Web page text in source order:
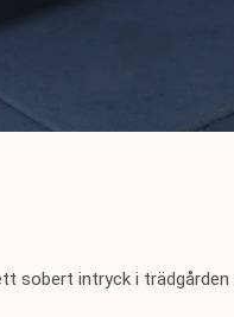
sobert intryck i